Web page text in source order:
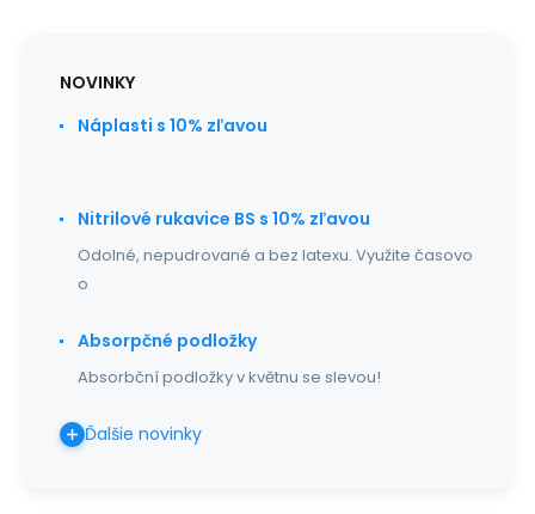
NOVINKY
Náplasti s 10% zľavou
Nitrilové rukavice BS s 10% zľavou
Odolné, nepudrované a bez latexu. Využite časovo
o
Absorpčné podložky
Absorbční podložky v květnu se slevou!
Ďalšie novinky